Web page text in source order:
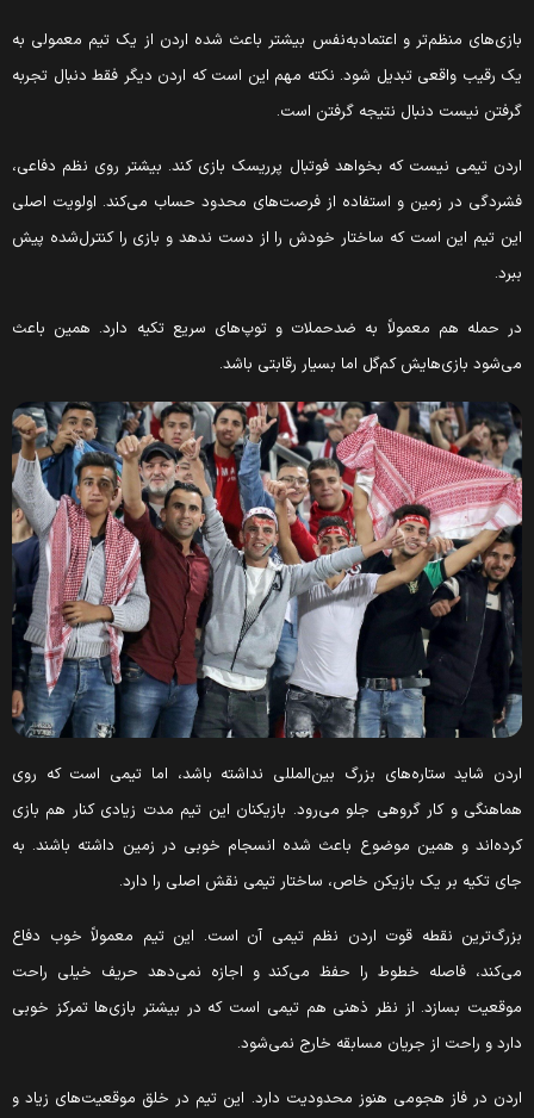
منظم‌تر و اعتمادبه‌نفس بیشتر باعث شده اردن از یک تیم معمولی به
رقیب واقعی تبدیل شود. نکته مهم این است که اردن دیگر فقط دنبال تجربه
نیست دنبال نتیجه گرفتن است.
تیمی نیست که بخواهد فوتبال پرریسک بازی کند. بیشتر روی نظم دفاعی،
در زمین و استفاده از فرصت‌های محدود حساب می‌کند. اولویت اصلی
تیم این است که ساختار خودش را از دست ندهد و بازی را کنترل‌شده پیش
حمله هم معمولاً به ضدحملات و توپ‌های سریع تکیه دارد. همین باعث
بازی‌هایش کم‌گل اما بسیار رقابتی باشد.
شاید ستاره‌های بزرگ بین‌المللی نداشته باشد، اما تیمی است که روی
و کار گروهی جلو می‌رود. بازیکنان این تیم مدت زیادی کنار هم بازی
و همین موضوع باعث شده انسجام خوبی در زمین داشته باشند. به
تکیه بر یک بازیکن خاص، ساختار تیمی نقش اصلی را دارد.
نقطه قوت اردن نظم تیمی آن است. این تیم معمولاً خوب دفاع
فاصله خطوط را حفظ می‌کند و اجازه نمی‌دهد حریف خیلی راحت
بسازد. از نظر ذهنی هم تیمی است که در بیشتر بازی‌ها تمرکز خوبی
و راحت از جریان مسابقه خارج نمی‌شود.
در فاز هجومی هنوز محدودیت دارد. این تیم در خلق موقعیت‌های زیاد و